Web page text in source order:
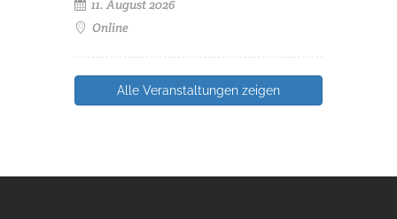
11. August 2026
Online
Alle Veranstaltungen zeigen